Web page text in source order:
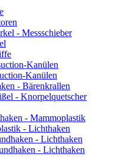
- Messschieber
Kanülen
Kanülen
- Bärenkrallen
- Knorpelquetscher
- Mammoplastik
- Lichthaken
- Lichthaken
- Lichthaken